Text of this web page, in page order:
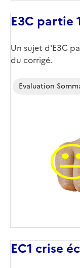
E3C partie
Un sujet d'E3C
du corrigé.
Evaluation
EC1 crise